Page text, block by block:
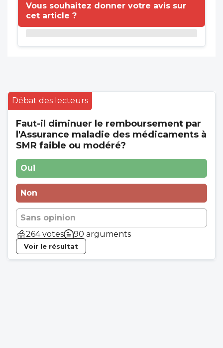
Vous souhaitez donner votre avis sur
cet article ?
Débat des lecteurs
Faut-il diminuer le remboursement par
l'Assurance maladie des médicaments à
SMR faible ou modéré?
Oui
Non
Sans opinion
264 votes
90 arguments
Voir le résultat